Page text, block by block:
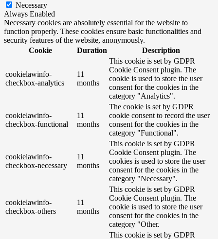
Necessary
Always Enabled
Necessary cookies are absolutely essential for the website to
function properly. These cookies ensure basic functionalities and
security features of the website, anonymously.
Cookie
Duration Description
cookielawinfo-
checkbox-analytics
11
months
This cookie is set by GDPR
Cookie Consent plugin. The
cookie is used to store the user
consent for the cookies in the
category "Analytics".
cookielawinfo-
checkbox-functional
11
months
The cookie is set by GDPR
cookie consent to record the user
consent for the cookies in the
category "Functional".
cookielawinfo-
checkbox-necessary
11
months
This cookie is set by GDPR
Cookie Consent plugin. The
cookies is used to store the user
consent for the cookies in the
category "Necessary".
cookielawinfo-
checkbox-others
11
months
This cookie is set by GDPR
Cookie Consent plugin. The
cookie is used to store the user
consent for the cookies in the
category "Other.
This cookie is set by GDPR